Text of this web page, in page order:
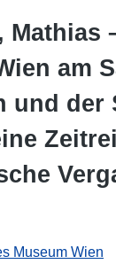
Mathias
am
und der